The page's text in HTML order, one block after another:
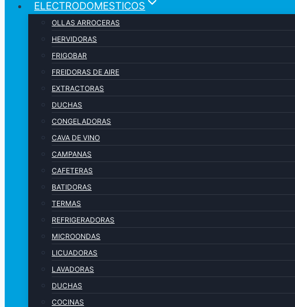
ELECTRODOMESTICOS
OLLAS ARROCERAS
HERVIDORAS
FRIGOBAR
FREIDORAS DE AIRE
EXTRACTORAS
DUCHAS
CONGELADORAS
CAVA DE VINO
CAMPANAS
CAFETERAS
BATIDORAS
TERMAS
REFRIGERADORAS
MICROONDAS
LICUADORAS
LAVADORAS
DUCHAS
COCINAS